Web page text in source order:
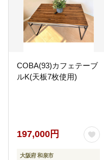
COBA(93)カフェテーブ
ルK(天板7枚使用)
197,000円
大阪府 和泉市